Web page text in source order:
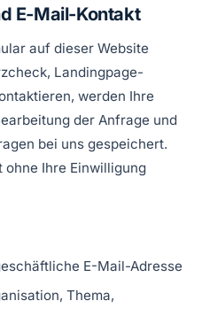
E-Mail-Kontakt
auf dieser Website
Landingpage-
werden Ihre
der Anfrage und
bei uns gespeichert.
ohne Ihre Einwilligung
E-Mail-Adresse
Thema,